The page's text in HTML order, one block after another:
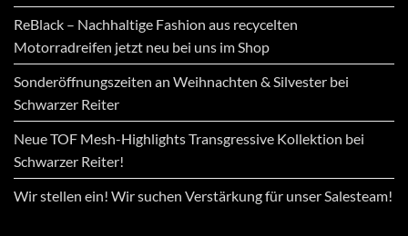
ReBlack – Nachhaltige Fashion aus recycelten
Motorradreifen jetzt neu bei uns im Shop
Sonderöffnungszeiten an Weihnachten & Silvester bei
Schwarzer Reiter
Neue TOF Mesh-Highlights Transgressive Kollektion bei
Schwarzer Reiter!
Wir stellen ein! Wir suchen Verstärkung für unser Salesteam!